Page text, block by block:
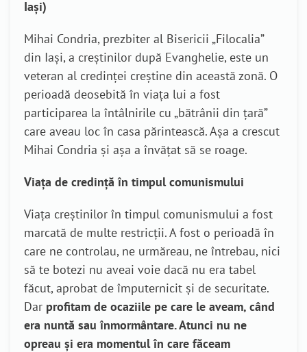
Iași)
Mihai Condria, prezbiter al Bisericii „Filocalia”
din Iași, a creștinilor după Evanghelie, este un
veteran al credinței creștine din această zonă. O
perioadă deosebită în viața lui a fost
participarea la întâlnirile cu „bătrânii din țară”
care aveau loc în casa părintească. Așa a crescut
Mihai Condria și așa a învățat să se roage.
Viața de credință în timpul comunismului
Viața creștinilor în timpul comunismului a fost
marcată de multe restricții. A fost o perioadă în
care ne controlau, ne urmăreau, ne întrebau, nici
să te botezi nu aveai voie dacă nu era tabel
făcut, aprobat de împuternicit și de securitate.
Dar profitam de ocaziile pe care le aveam, când
era nuntă sau înmormântare. Atunci nu ne
opreau și era momentul în care făceam